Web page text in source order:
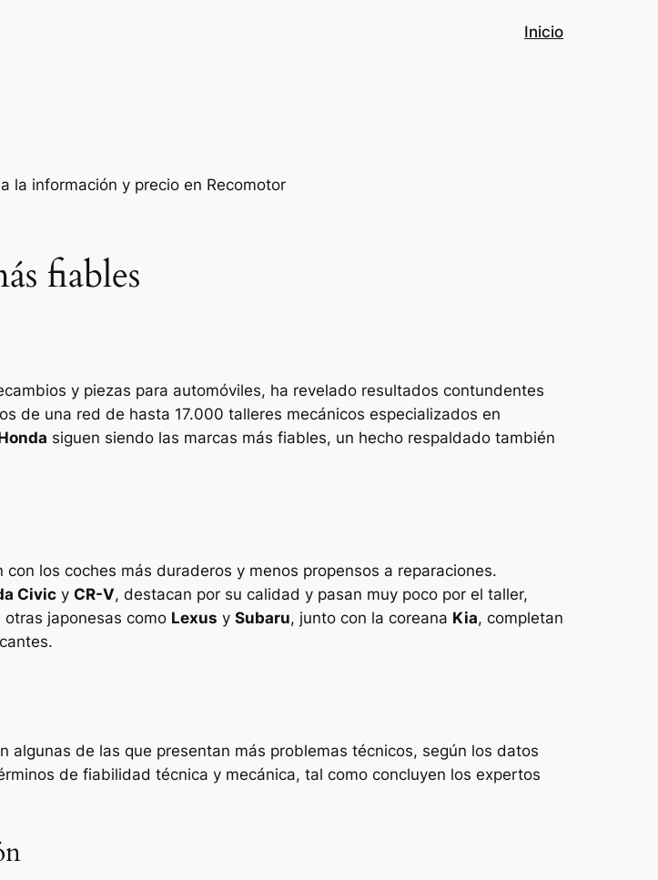
Inicio
fiables
y piezas para automóviles, ha revelado resultados contundentes
de una red de hasta 17.000 talleres mecánicos especializados en
siguen siendo las marcas más fiables, un hecho respaldado también
los coches más duraderos y menos propensos a reparaciones.
Civic y CR-V, destacan por su calidad y pasan muy poco por el taller,
japonesas como Lexus y Subaru, junto con la coreana Kia, completan
algunas de las que presentan más problemas técnicos, según los datos
de fiabilidad técnica y mecánica, tal como concluyen los expertos